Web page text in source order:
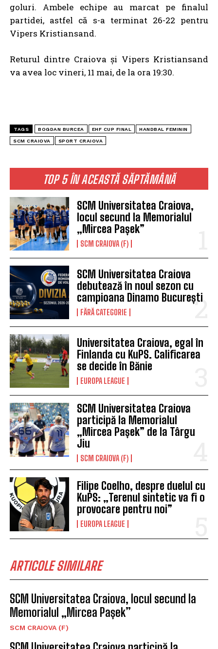
TOP 5 ÎN ACEASTĂ SĂPTĂMÂNĂ
SCM Universitatea Craiova,
locul secund la Memorialul
„Mircea Pașek”
SCM CRAIOVA (F)
SCM Universitatea Craiova
debutează în noul sezon cu
campioana Dinamo București
FĂRĂ CATEGORIE
Universitatea Craiova, egal în
Finlanda cu KuPS. Calificarea
se decide în Bănie
EUROPA LEAGUE
SCM Universitatea Craiova
participă la Memorialul
„Mircea Pașek” de la Târgu
Jiu
SCM CRAIOVA (F)
Filipe Coelho, despre duelul cu
KuPS: „Terenul sintetic va fi o
provocare pentru noi”
EUROPA LEAGUE
ARTICOLE SIMILARE
SCM Universitatea Craiova, locul secund la
Memorialul „Mircea Pașek”
SCM CRAIOVA (F)
goluri. Ambele echipe au marcat pe finalul
partidei, astfel că s-a terminat 26-22 pentru
Vipers Kristiansand.
Returul dintre Craiova şi Vipers Kristiansand
va avea loc vineri, 11 mai, de la ora 19:30.
TAGS BOGDAN BURCEA EHF CUP FINAL HANDBAL FEMININ
SCM CRAIOVA SPORT CRAIOVA